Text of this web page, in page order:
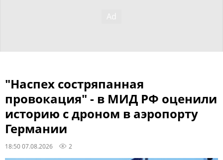
"Наспех состряпанная
провокация" - в МИД РФ оценили
историю с дроном в аэропорту
Германии
18:50 07.08.2026 2